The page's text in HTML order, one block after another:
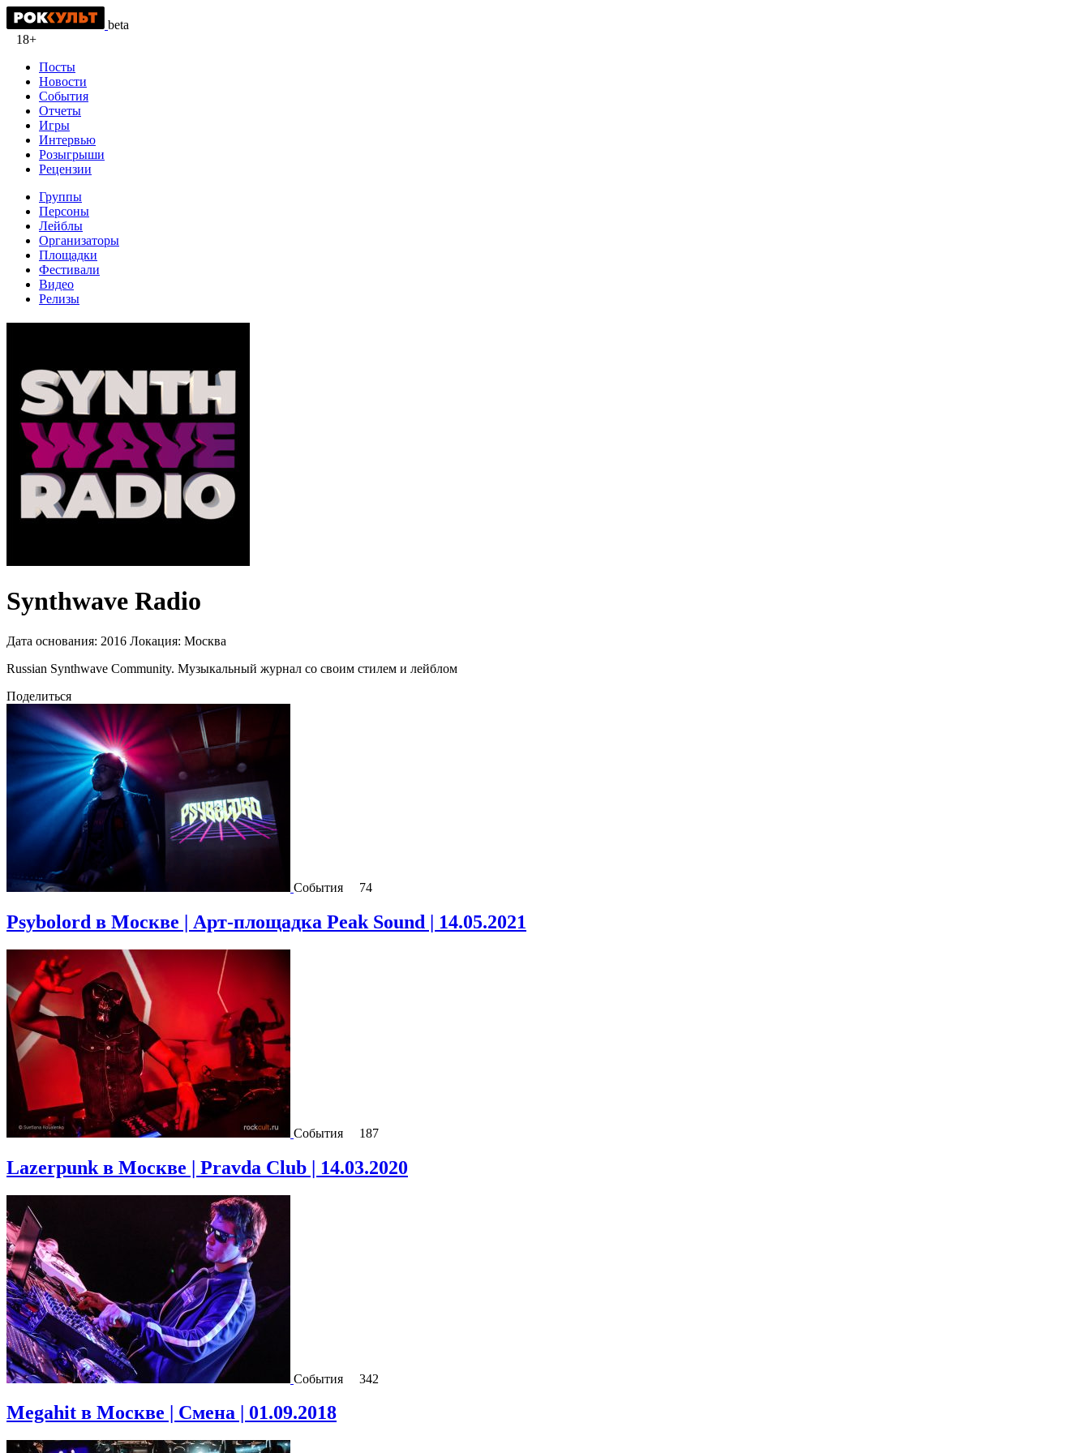
beta
18+
Посты
Новости
События
Отчеты
Игры
Интервью
Розыгрыши
Рецензии
Группы
Персоны
Лейблы
Организаторы
Площадки
Фестивали
Видео
Релизы
Synthwave Radio
Дата основания: 2016 Локация: Москва
Russian Synthwave Community. Музыкальный журнал со своим стилем и лейблом
Поделиться
События 74
Psybolord в Москве | Арт-площадка Peak Sound | 14.05.2021
События 187
Lazerpunk в Москве | Pravda Club | 14.03.2020
События 342
Megahit в Москве | Смена | 01.09.2018